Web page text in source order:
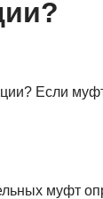
Если
муфт